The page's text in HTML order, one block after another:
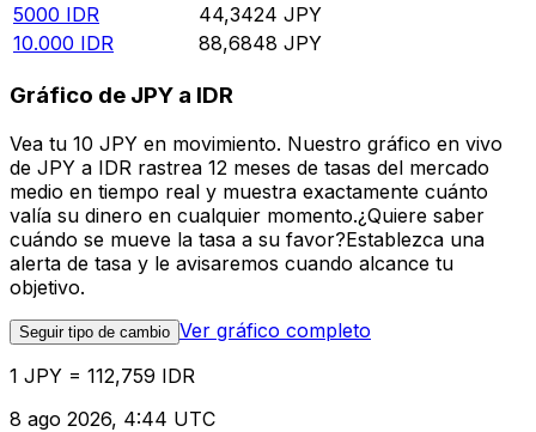
5000 IDR 44,3424 JPY
10.000 IDR 88,6848 JPY
Gráfico de JPY a IDR
Vea tu 10 JPY en movimiento. Nuestro gráfico en vivo
de JPY a IDR rastrea 12 meses de tasas del mercado
medio en tiempo real y muestra exactamente cuánto
valía su dinero en cualquier momento.¿Quiere saber
cuándo se mueve la tasa a su favor?Establezca una
alerta de tasa y le avisaremos cuando alcance tu
objetivo.
Seguir tipo de cambio Ver gráfico completo
1 JPY = 112,759 IDR
8 ago 2026, 4:44 UTC